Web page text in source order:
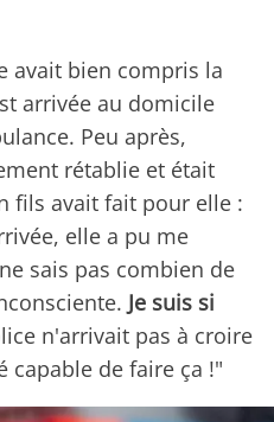
avait bien compris la
arrivée au domicile
Peu après,
rétablie et était
fils avait fait pour elle :
elle a pu me
sais pas combien de
Je suis si
n'arrivait pas à croire
capable de faire ça !"